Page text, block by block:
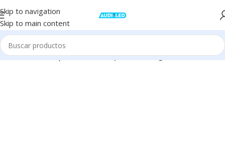
Skip to navigation
Skip to main content
Inicio Audio Amplificadores Amplificador Digital